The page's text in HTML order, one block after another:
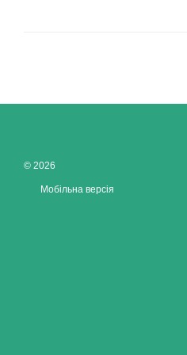
© 2026
Мобільна версія